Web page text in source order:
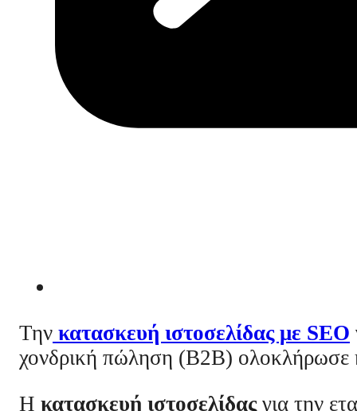
Την κατασκευή ιστοσελίδας με SEO
χονδρική πώληση (B2B)
Η κατασκευή ιστοσελίδαςγια την